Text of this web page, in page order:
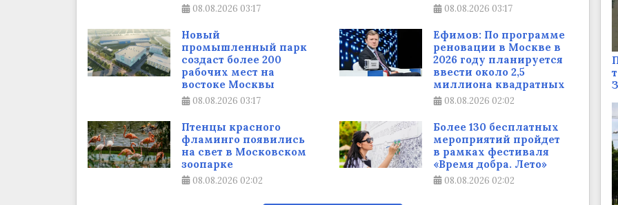
08.08.2026 03:17 08.08.2026 03:17
Новый
промышленный парк
создаст более 200
рабочих мест на
востоке Москвы
08.08.2026 03:17
Ефимов: По программе
реновации в Москве в
2026 году планируется
ввести около 2,5
миллиона квадратных
08.08.2026 02:02
Птенцы красного
фламинго появились
на свет в Московском
зоопарке
08.08.2026 02:02
Более 130 бесплатных
мероприятий пройдет
в рамках фестиваля
«Время добра. Лето»
08.08.2026 02:02